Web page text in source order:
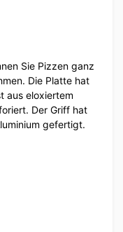
Sie Pizzen ganz
Die Platte hat
aus eloxiertem
Der Griff hat
gefertigt.